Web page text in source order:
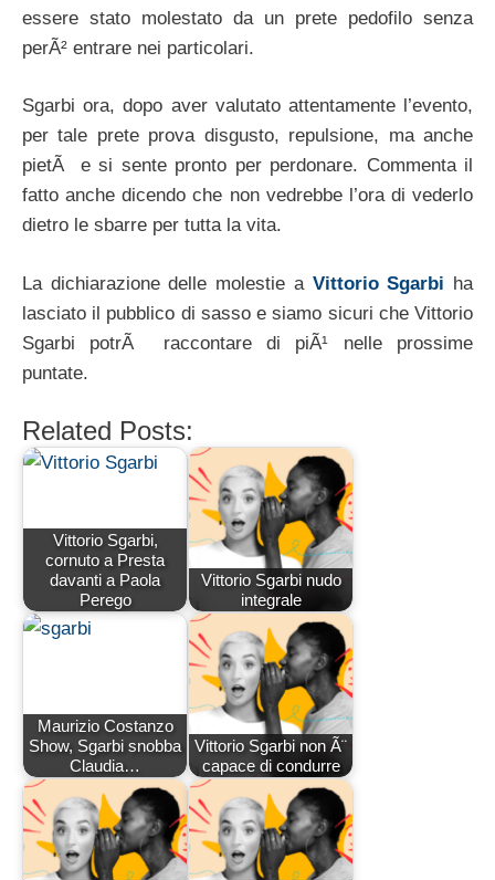
essere stato molestato da un prete pedofilo senza
perÃ² entrare nei particolari.
Sgarbi ora, dopo aver valutato attentamente l’evento,
per tale prete prova disgusto, repulsione, ma anche
pietÃ e si sente pronto per perdonare. Commenta il
fatto anche dicendo che non vedrebbe l’ora di vederlo
dietro le sbarre per tutta la vita.
La dichiarazione delle molestie a Vittorio Sgarbi ha
lasciato il pubblico di sasso e siamo sicuri che Vittorio
Sgarbi potrÃ raccontare di piÃ¹ nelle prossime
puntate.
Related Posts:
Vittorio Sgarbi,
cornuto a Presta
davanti a Paola
Perego
Vittorio Sgarbi nudo
integrale
Maurizio Costanzo
Show, Sgarbi snobba
Claudia…
Vittorio Sgarbi non Ã¨
capace di condurre